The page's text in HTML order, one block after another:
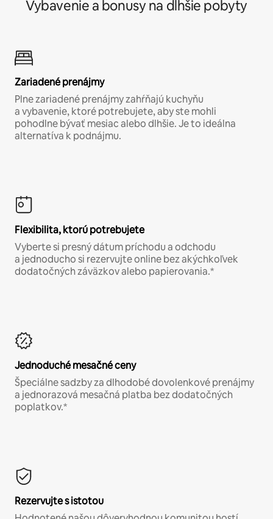
Vybavenie a bonusy na dlhšie pobyty
Zariadené prenájmy
Plne zariadené prenájmy zahŕňajú kuchyňu
a vybavenie, ktoré potrebujete, aby ste mohli
pohodlne bývať mesiac alebo dlhšie. Je to ideálna
alternatíva k podnájmu.
Flexibilita, ktorú potrebujete
Vyberte si presný dátum príchodu a odchodu
a jednoducho si rezervujte online bez akýchkoľvek
dodatočných záväzkov alebo papierovania.*
Jednoduché mesačné ceny
Špeciálne sadzby za dlhodobé dovolenkové prenájmy
a jednorazová mesačná platba bez dodatočných
poplatkov.*
Rezervujte s istotou